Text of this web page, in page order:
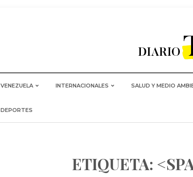
VENEZUELA INTERNACIONALES SALUD Y MEDIO
DEPORTES
ETIQUETA: